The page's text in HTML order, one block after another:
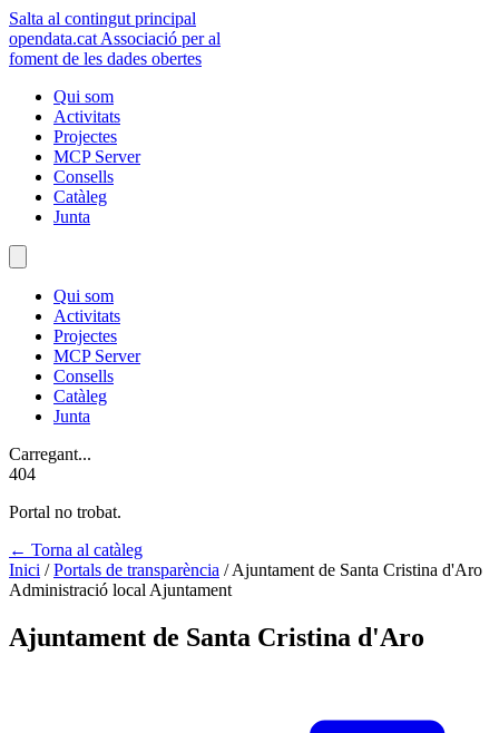
Salta al contingut principal
opendata.cat Associació per al
foment de les dades obertes
Qui som
Activitats
Projectes
MCP Server
Consells
Catàleg
Junta
Qui som
Activitats
Projectes
MCP Server
Consells
Catàleg
Junta
Carregant...
404
Portal no trobat.
← Torna al catàleg
Inici / Portals de transparència / Ajuntament de Santa Cristina d'Aro
Administració local Ajuntament
Ajuntament de Santa Cristina d'Aro